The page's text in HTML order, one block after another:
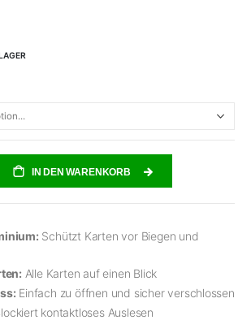
IN DEN WARENKORB
Schützt Karten vor Biegen und
Alle Karten auf einen Blick
Einfach zu öffnen und sicher verschlossen
kontaktloses Auslesen